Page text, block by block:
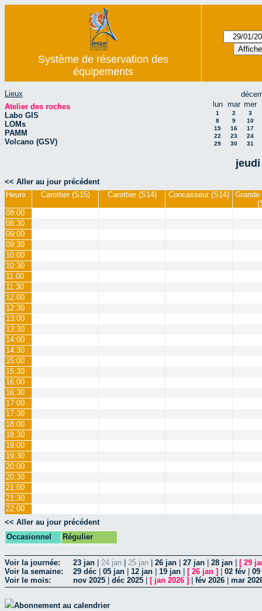
Système de réservation des
équipements
Lieux
Atelier des roches
Labo GIS
LOMs
PAMM
Volcano (GSV)
lun mar mer
1 2
3
8
9
10
15
16
17
22
23
24
29
30 31
jeudi
<< Aller au jour précédent
Heure :
Carottier (S15) Carottier (S14) Concasseur (S14)
08:00
08:30
09:00
09:30
10:00
10:30
11:00
11:30
12:00
12:30
13:00
13:30
14:00
14:30
15:00
15:30
16:00
16:30
17:00
17:30
18:00
18:30
19:00
19:30
20:00
20:30
21:00
21:30
22:00
<< Aller au jour précédent
Occasionnel
Régulier
Voir la journée: 23 jan 24 jan 25 jan 26 jan 27 jan 28 jan [ 29
Voir la semaine:
29 déc 05 jan 12 jan 19 jan [ 26 jan ] 02 fév
Voir le mois:
nov 2025 déc 2025 [ jan 2026 ] fév 2026 mar
Abonnement au calendrier